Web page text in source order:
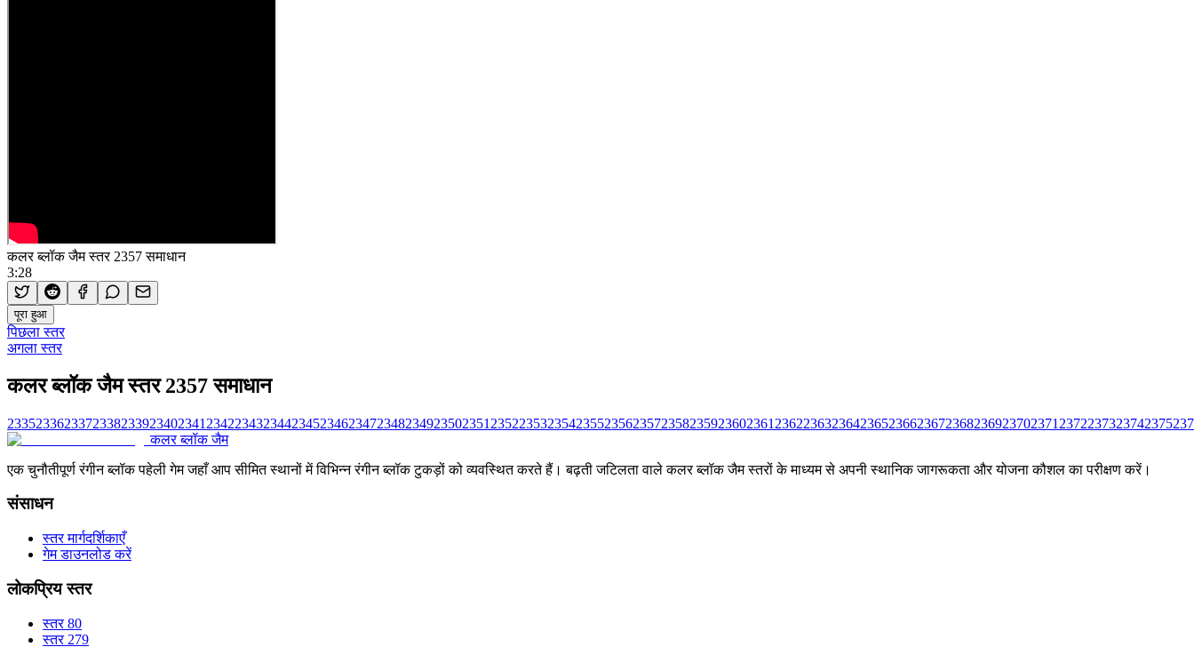
कलर ब्लॉक जैम स्तर 2357 समाधान
3:28
पूरा हुआ
पिछला स्तर
अगला स्तर
कलर ब्लॉक जैम स्तर 2357 समाधान
2335233623372338233923402341 2342234323442345234623472348234923502351 2352235323542355235623572358235923602361 2362236323642365236623672368236923702371 2372237323742375
कलर ब्लॉक जैम
एक चुनौतीपूर्ण रंगीन ब्लॉक पहेली गेम जहाँ आप सीमित स्थानों में विभिन्न रंगीन ब्लॉक टुकड़ों को व्यवस्थित करते हैं। बढ़ती जटिलता वाले कलर ब्लॉक जैम स्तरों के माध्यम से अपनी स्थानिक जागरूकता और योजना कौशल का परीक्षण करें।
संसाधन
स्तर मार्गदर्शिकाएँ
गेम डाउनलोड करें
लोकप्रिय स्तर
स्तर 80
स्तर 279